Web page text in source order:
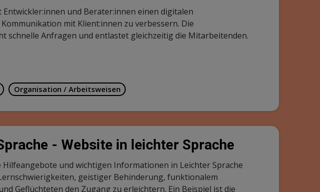
und Berater:innen einen digitalen
mit Klient:innen zu verbessern. Die
schnelle Anfragen und entlastet gleichzeitig die Mitarbeitenden.
Organisation / Arbeitsweisen
- Website in leichter Sprache
und wichtigen Informationen in Leichter Sprache
geistiger Behinderung, funktionalem
Geflüchteten den Zugang zu erleichtern. Ein Beispiel ist die